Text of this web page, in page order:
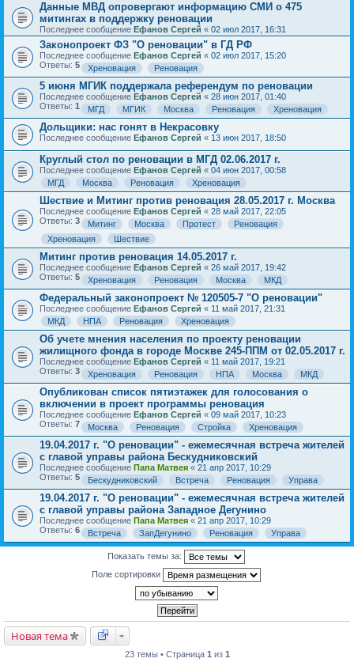
Данные МВД опровергают информацию СМИ о 475
митингах в поддержку реновации
Последнее сообщение Ефанов Сергей « 02 июл 2017, 16:31
Законопроект ФЗ "О реновации" в ГД РФ
Последнее сообщение Ефанов Сергей « 02 июл 2017, 15:20
Ответы: 5 Хреновация Реновация
5 июня МГИК поддержала референдум по реновации
Последнее сообщение Ефанов Сергей « 28 июн 2017, 01:40
Ответы: 1 МГД МГИК Москва Реновация Хреновация
Дольщики: нас гонят в Некрасовку
Последнее сообщение Ефанов Сергей « 13 июн 2017, 18:50
Круглый стол по реновации в МГД 02.06.2017 г.
Последнее сообщение Ефанов Сергей « 04 июн 2017, 00:58
МГД
Москва Реновация Хреновация
Шествие и Митинг против реновация 28.05.2017 г. Москва
Последнее сообщение Ефанов Сергей « 28 май 2017, 22:05
Ответы: 3 Митинг Москва Протест
Реновация
Хреновация
Шествие
Митинг против реновация 14.05.2017 г.
Последнее сообщение Ефанов Сергей « 26 май 2017, 19:42
Ответы: 5 Хреновация Реновация Москва МКД
Федеральный законопроект № 120505-7 "О реновации"
Последнее сообщение Ефанов Сергей « 11 май 2017, 21:31
МКД
НПА Реновация Хреновация
Об учете мнения населения по проекту реновации
жилищного фонда в городе Москве 245-ППМ от 02.05.2017 г.
Последнее сообщение Ефанов Сергей « 11 май 2017, 19:21
Ответы: 3 Хреновация Реновация НПА Москва МКД
Опубликован список пятиэтажек для голосования о
включении в проект программы реновация
Последнее сообщение Ефанов Сергей « 09 май 2017, 10:23
Ответы: 7 Москва Реновация Стройка Хреновация
19.04.2017 г. "О реновации" - ежемесячная встреча жителей
с главой управы района Бескудниковский
Последнее сообщение Папа Матвея « 21 апр 2017, 10:29
Ответы: 5 Бескудниковский Встреча Реновация Управа
19.04.2017 г. "О реновации" - ежемесячная встреча жителей
с главой управы района Западное Дегунино
Последнее сообщение Папа Матвея « 21 апр 2017, 10:29
Ответы: 6 Встреча ЗапДегунино Реновация Управа
Показать темы за:
Поле сортировки
Новая тема
23 темы • Страница 1 из 1